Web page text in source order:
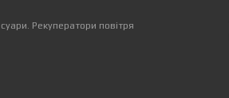
Рекуператори повітря